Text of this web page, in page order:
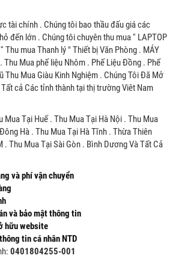
tài chính . Chúng tôi bao thầu đấu giá các
đến lớn . Chúng tôi chuyên thu mua '' LAPTOP
Thu mua Thanh lý " Thiết bị Văn Phòng . MÁY
Thu Mua phế liệu Nhôm . Phế Liệu Đồng . Phế
Thu Mua Giàu Kinh Nghiệm . Chúng Tôi Đã Mở
cả Các tỉnh thành tại thị trường Viêt Nam
Mua Tại Huế . Thu Mua Tại Hà Nội . Thu Mua
Hà . Thu Mua Tại Hà Tĩnh . Thừa Thiên
. Thu Mua Tại Sài Gòn . Bình Dương Và Tất Cả
hàng và phí vận chuyển
và bảo mật thông tin
hữu website
tin cá nhân NTD
0401804255-001